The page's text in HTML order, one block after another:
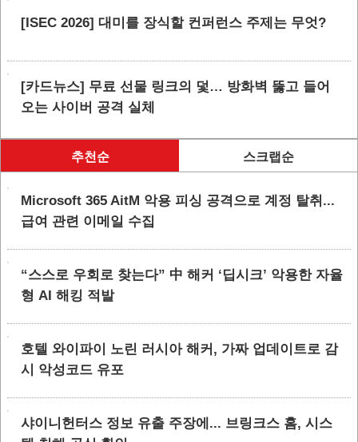
[ISEC 2026] 대미를 장식할 컨퍼런스 주제는 무엇?
[카드뉴스] 무료 선물 링크의 덫… 방화벽 뚫고 들어
오는 사이버 공격 실체
추천순 스크랩순
Microsoft 365 AitM 악용 피싱 공격으로 계정 탈취...
급여 관련 이메일 수집
“스스로 우회로 찾는다” 中 해커 ‘딥시크’ 악용한 자율
형 AI 해킹 적발
호텔 와이파이 노린 러시아 해커, 가짜 업데이트로 감
시 악성코드 유포
샤이니헌터스 정보 유출 주장에... 브링크스 홈, 시스